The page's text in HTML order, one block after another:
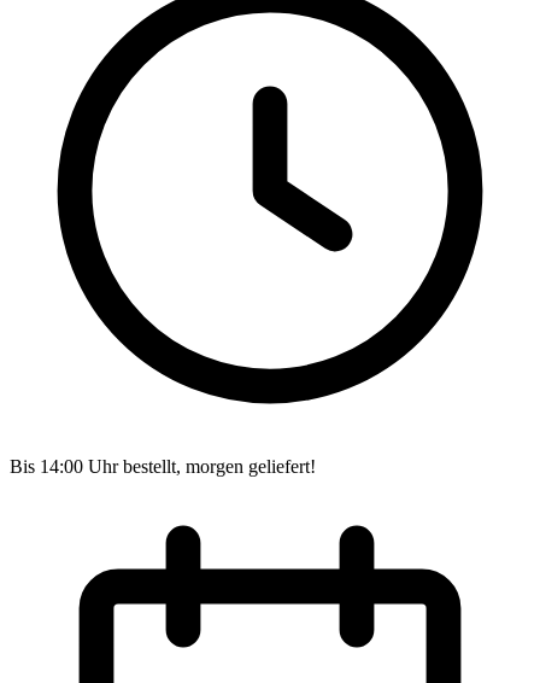
Bis 14:00 Uhr bestellt, morgen geliefert!